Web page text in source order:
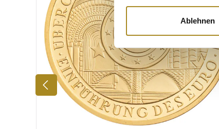
Wir verwenden Cookies,
und die Zugriffe auf
der Dienste gesammelt
Ablehnen